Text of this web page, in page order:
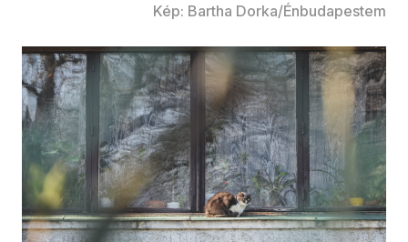
Kép: Bartha Dorka/Énbudapestem